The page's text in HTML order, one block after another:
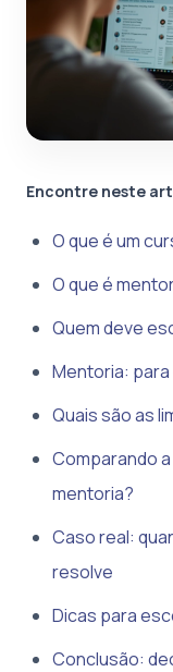
Encontre neste
O que é um
O que é
Quem deve
Mentoria:
Quais são as
Comparando
mentoria?
Caso real:
resolve
Dicas para
Conclusão: